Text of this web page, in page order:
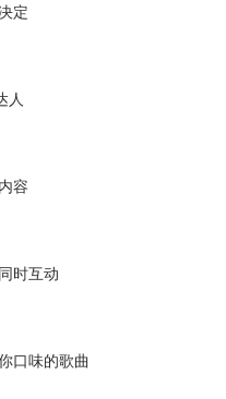
定
人
容
时互动
口味的歌曲